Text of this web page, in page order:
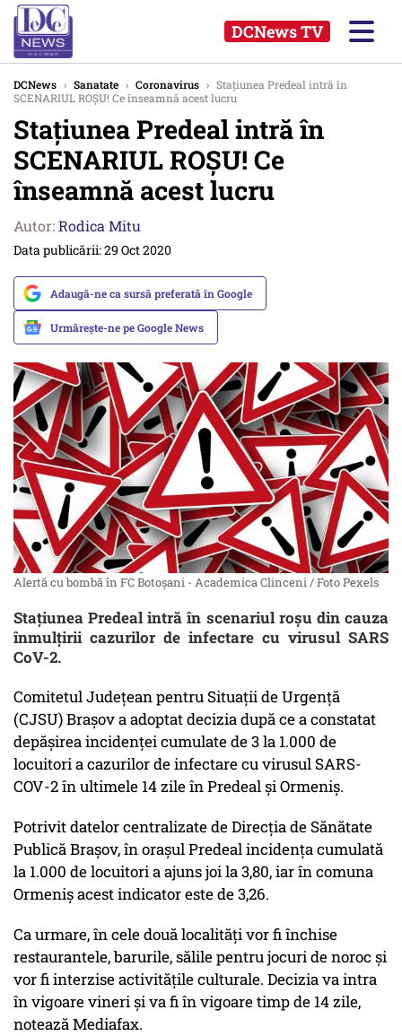
DCNews TV
DCNews › Sanatate › Coronavirus › Stațiunea Predeal intră în
SCENARIUL ROȘU! Ce înseamnă acest lucru
Stațiunea Predeal intră în
SCENARIUL ROȘU! Ce
înseamnă acest lucru
Autor:Rodica Mitu
Data publicării: 29 Oct 2020
Adaugă-ne ca sursă preferată în Google
Urmărește-ne pe Google News
Alertă cu bombă în FC Botoşani - Academica Clinceni / Foto Pexels
Stațiunea Predeal intră în scenariul roșu din cauza
înmulțirii cazurilor de infectare cu virusul SARS
CoV-2.
Comitetul Județean pentru Situații de Urgență
(CJSU) Brașov a adoptat decizia după ce a constatat
depășirea incidenței cumulate de 3 la 1.000 de
locuitori a cazurilor de infectare cu virusul SARS-
COV-2 în ultimele 14 zile în Predeal și Ormeniș.
Potrivit datelor centralizate de Direcția de Sănătate
Publică Brașov, în orașul Predeal incidența cumulată
la 1.000 de locuitori a ajuns joi la 3,80, iar în comuna
Ormeniș acest indicator este de 3,26.
Ca urmare, în cele două localități vor fi închise
restaurantele, barurile, sălile pentru jocuri de noroc și
vor fi interzise activitățile culturale. Decizia va intra
în vigoare vineri și va fi în vigoare timp de 14 zile,
notează Mediafax.